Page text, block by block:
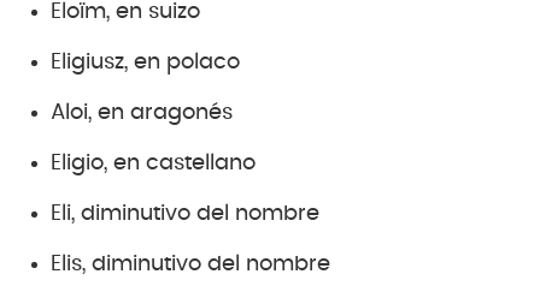
Eloïm, en suizo
Eligiusz, en polaco
Aloi, en aragonés
Eligio, en castellano
Eli, diminutivo del nombre
Elis, diminutivo del nombre